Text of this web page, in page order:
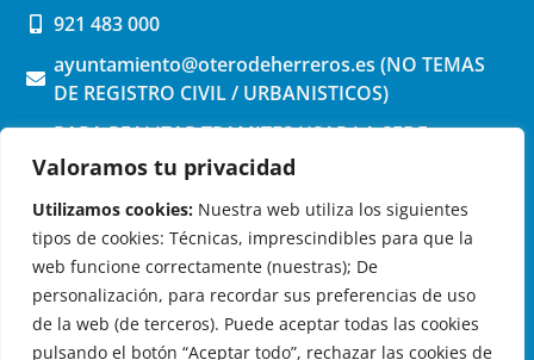
Valoramos tu privacidad
Utilizamos cookies: Nuestra web utiliza los siguientes
tipos de cookies: Técnicas, imprescindibles para que la
web funcione correctamente (nuestras); De
personalización, para recordar sus preferencias de uso
de la web (de terceros). Puede aceptar todas las cookies
pulsando el botón “Aceptar todo”, rechazar las cookies de
921 483 000
ayuntamiento@oterodeherreros.es (NO TEMAS
DE REGISTRO CIVIL / URBANISTICOS)
PARA REALIZAR TRAMITES USAR LA SEDE
ELECTRONICA (pinchar aquí)
OTERO DE HERREROS EN LAS REDES